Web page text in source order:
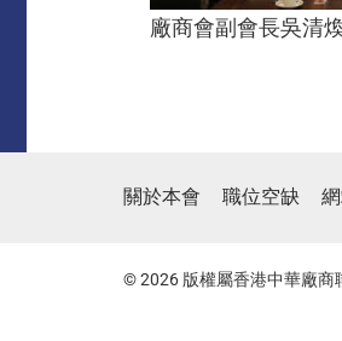
廠商會副會長吳清
關於本會 職位空缺
© 2026 版權屬香港中華廠商